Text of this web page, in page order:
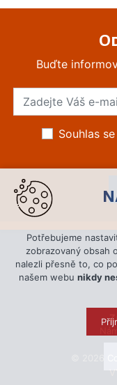
Buďte
Souhlas
© 2026
Potřebujeme
zobrazovaný obsah
nalezli přesně to, co
našem webu nikdy